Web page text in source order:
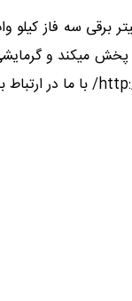
خرید مستقیم از تولید کنند جت
پخش میکند و